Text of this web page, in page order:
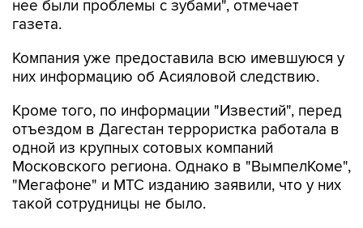
нее были проблемы с зубами", отмечает
газета.
Компания уже предоставила всю имевшуюся у
них информацию об Асияловой следствию.
Кроме того, по информации "Известий", перед
отъездом в Дагестан террористка работала в
одной из крупных сотовых компаний
Московского региона. Однако в "ВымпелКоме",
"Мегафоне" и МТС изданию заявили, что у них
такой сотрудницы не было.